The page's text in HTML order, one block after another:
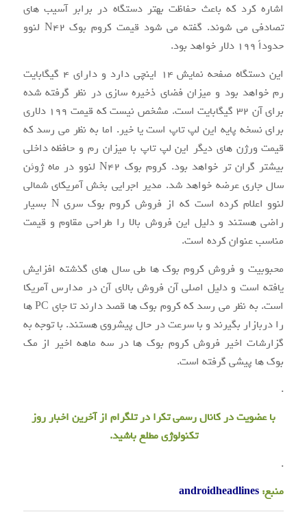
اشاره کرد که باعث حفاظت بهتر دستگاه در برابر آسیب های
تصادفی می شوند. گفته می شود قیمت کروم بوک N42 لنوو
حدوداً ۱۹۹ دلار خواهد بود.
این دستگاه صفحه نمایش ۱۴ اینچی دارد و دارای ۴ گیگابایت
رم خواهد بود و میزان فضای ذخیره سازی در نظر گرفته شده
برای آن ۳۲ گیگابایت است. مشخص نیست که قیمت ۱۹۹ دلاری
برای نسخه پایه این لپ تاپ است یا خیر. اما به نظر می رسد که
قیمت ورژن های دیگر این لپ تاپ با میزان رم و حافظه داخلی
بیشتر گران تر خواهد بود. کروم بوک N42 لنوو در ماه ژوئن
سال جاری عرضه خواهد شد. مدیر اجرایی بخش آمریکای شمالی
لنوو اعلام کرده است که از فروش کروم بوک سری N بسیار
راضی هستند و دلیل این فروش بالا را طراحی مقاوم و قیمت
مناسب عنوان کرده است.
محبوبیت و فروش کروم بوک ها طی سال های گذشته افزایش
یافته است و دلیل اصلی آن فروش بالای آن در مدارس آمریکا
است. به نظر می رسد که کروم بوک ها قصد دارند تا جای PC ها
را دربازار بگیرند و با سرعت در حال پیشروی هستند. با توجه به
گزارشات اخیر فروش کروم بوک ها در سه ماهه اخیر از مک
بوک ها پیشی گرفته است.
.
با عضویت درکانال رسمی تکرا در تلگرام از آخرین اخبار روز
تکنولوژی مطلع باشید.
.
منبع: androidheadlines